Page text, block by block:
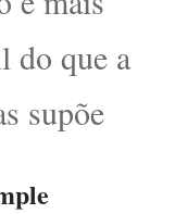
do que a
supõe